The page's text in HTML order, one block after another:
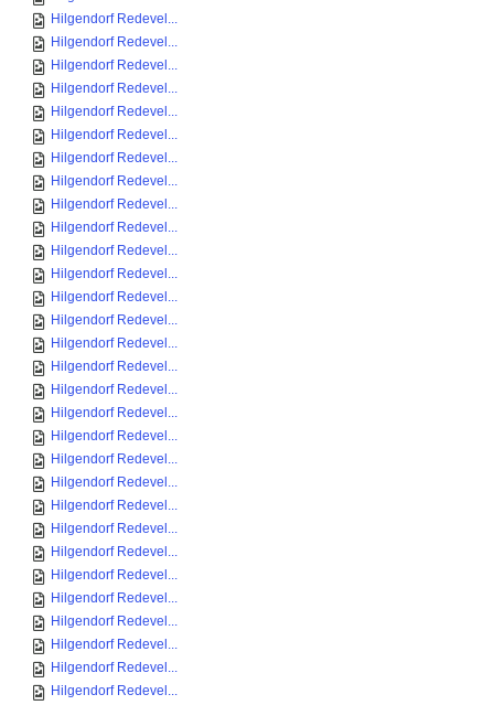
Hilgendorf Redevel...
Hilgendorf Redevel...
Hilgendorf Redevel...
Hilgendorf Redevel...
Hilgendorf Redevel...
Hilgendorf Redevel...
Hilgendorf Redevel...
Hilgendorf Redevel...
Hilgendorf Redevel...
Hilgendorf Redevel...
Hilgendorf Redevel...
Hilgendorf Redevel...
Hilgendorf Redevel...
Hilgendorf Redevel...
Hilgendorf Redevel...
Hilgendorf Redevel...
Hilgendorf Redevel...
Hilgendorf Redevel...
Hilgendorf Redevel...
Hilgendorf Redevel...
Hilgendorf Redevel...
Hilgendorf Redevel...
Hilgendorf Redevel...
Hilgendorf Redevel...
Hilgendorf Redevel...
Hilgendorf Redevel...
Hilgendorf Redevel...
Hilgendorf Redevel...
Hilgendorf Redevel...
Hilgendorf Redevel...